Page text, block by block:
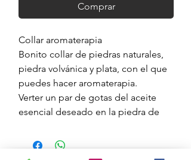
Comprar
Collar aromaterapia
Bonito collar de piedras naturales,
piedra volvánica y plata, con el que
puedes hacer aromaterapia.
Verter un par de gotas del aceite
esencial deseado en la piedra de
absorbe.